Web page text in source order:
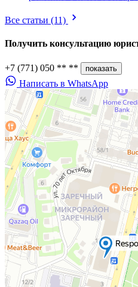
Все статьи (11)
Получить консультацию
+7 (771) 050 ** ** показать
Написать в WhatsApp